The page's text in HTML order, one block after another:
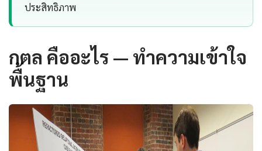
ประสิทธิภาพ
กตล คืออะไร — ทำความเข้าใจ
พื้นฐาน